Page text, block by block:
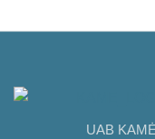
UAB KAMĖ